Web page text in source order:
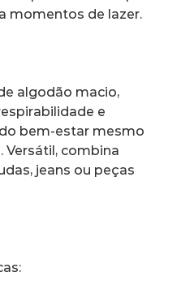
momentos de lazer.
algodão macio,
e
bem-estar mesmo
Versátil, combina
jeans ou peças